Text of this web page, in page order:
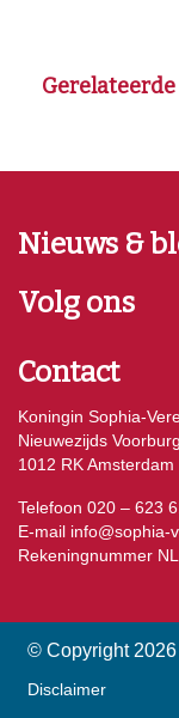
Nieuws &
Volg ons
Contact
Koningin Sophia-
Nieuwezijds
1012 RK Amsterdam
Telefoon 020 – 623
E-mail info@sophia-
Rekeningnummer
© Copyright
Disclaimer